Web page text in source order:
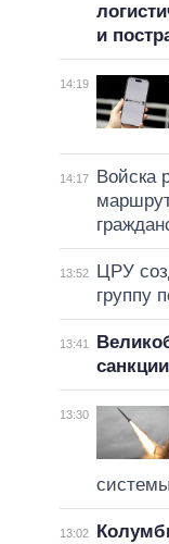
и
14:19
14:17
Войска
13:52
ЦРУ
группу
13:41
13:30
13:02